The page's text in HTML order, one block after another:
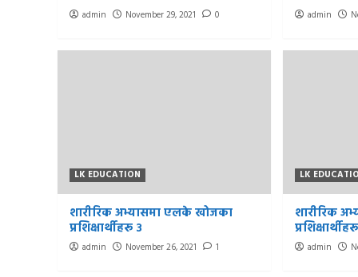
4
खोजको अर्गानिक उत्पादन
admin November 29, 2021 0 admin
LK EDUCATION
शारीरिक अभ्यासमा एलके खोजका
प्रशिक्षार्थीहरू ३
admin November 26, 2021 1
LK
शारीरिक
admin